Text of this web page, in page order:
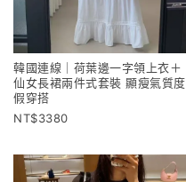
韓國連線｜荷葉邊一字領上衣＋
仙女長裙兩件式套裝 顯瘦氣質度
假穿搭
3380